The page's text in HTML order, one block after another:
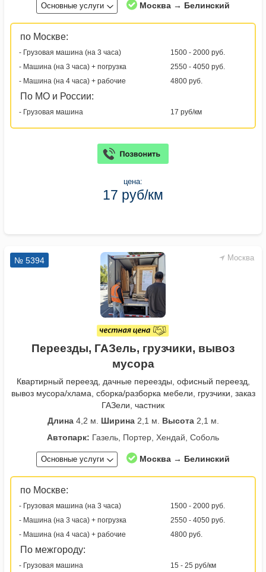
Основные услуги Москва → Белинский
по Москве:
- Грузовая машина (на 3 часа)
1500 - 2000 руб.
- Машина (на 3 часа) + погрузка
2550 - 4050 руб.
- Машина (на 4 часа) + рабочие
4800 руб.
По МО и России:
- Грузовая машина 17 руб/км
цена:
17 руб/км
Москва
№ 5394
Переезды, ГАЗель, грузчики, вывоз
мусора
Квартирный переезд, дачные переезды, офисный переезд,
вывоз мусора/хлама, сборка/разборка мебели, грузчики, заказ
ГАЗели, частник
Длина4,2 м. Ширина2,1 м. Высота2,1 м.
Автопарк: Газель, Портер, Хендай, Соболь
Основные услуги Москва → Белинский
по Москве:
- Грузовая машина (на 3 часа)
1500 - 2000 руб.
- Машина (на 3 часа) + погрузка
2550 - 4050 руб.
- Машина (на 4 часа) + рабочие
4800 руб.
По межгороду:
- Грузовая машина 15 - 25 руб/км